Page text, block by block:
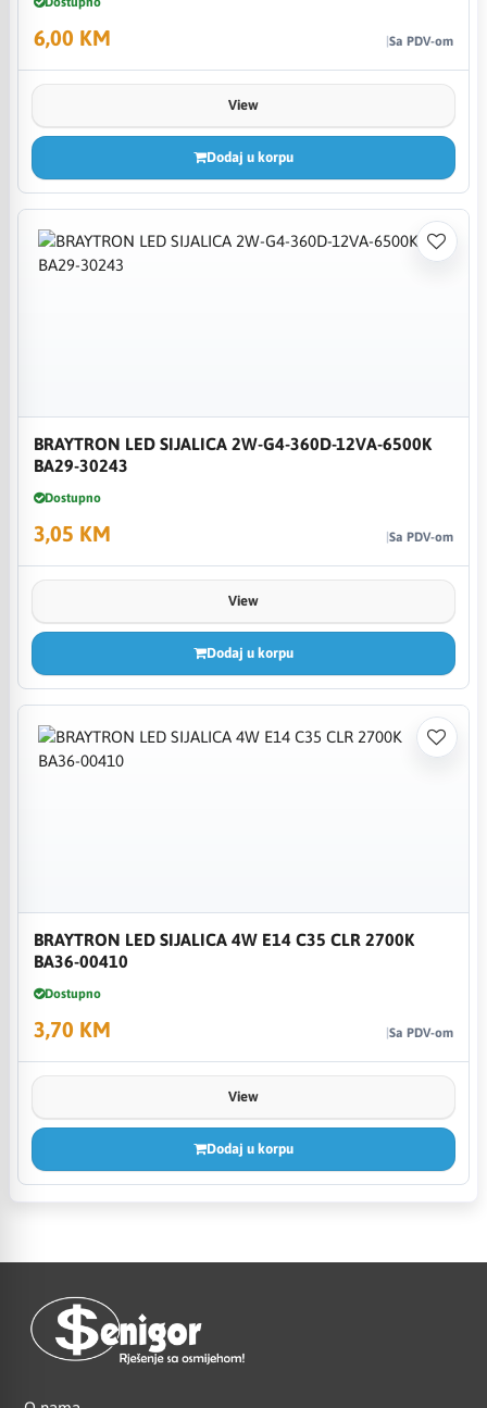
6,00 KM Sa PDV-om
View
Dodaj u korpu
BRAYTRON LED SIJALICA 2W-G4-360D-12VA-6500K
BA29-30243
Dostupno
3,05 KM Sa PDV-om
View
Dodaj u korpu
BRAYTRON LED SIJALICA 4W E14 C35 CLR 2700K
BA36-00410
Dostupno
3,70 KM Sa PDV-om
View
Dodaj u korpu